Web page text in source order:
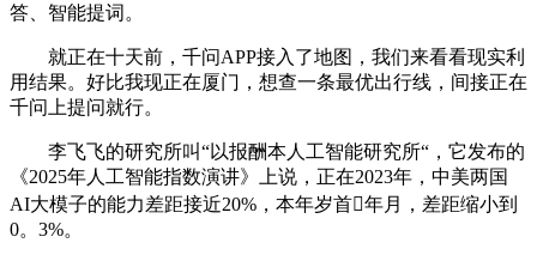
答、智能提词。
就正在十天前，千问APP接入了地图，我们来看看现实利
用结果。好比我现正在厦门，想查一条最优出行线，间接正在
千问上提问就行。
李飞飞的研究所叫“以报酬本人工智能研究所“，它发布的
《2025年人工智能指数演讲》上说，正在2023年，中美两国
AI大模子的能力差距接近20%，本年岁首年月，差距缩小到
0。3%。